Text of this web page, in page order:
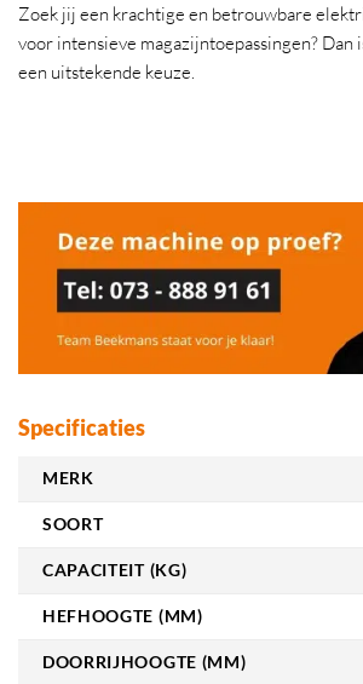
Zoek jij een krachtige en betrouwbare
voor intensieve magazijntoepassingen? Dan
een uitstekende keuze.
Specificaties
MERK
SOORT
CAPACITEIT (KG)
HEFHOOGTE (MM)
DOORRIJHOOGTE (MM)